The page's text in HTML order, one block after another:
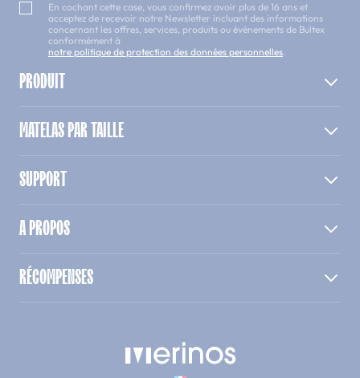
En cochant cette case, vous confirmez avoir plus de 16 ans et
acceptez de recevoir notre Newsletter incluant des informations
concernant les offres, services, produits ou évènements de Bultex
conformément à
notre politique de protection des données personnelles.
PRODUIT
MATELAS PAR TAILLE
SUPPORT
A PROPOS
RÉCOMPENSES